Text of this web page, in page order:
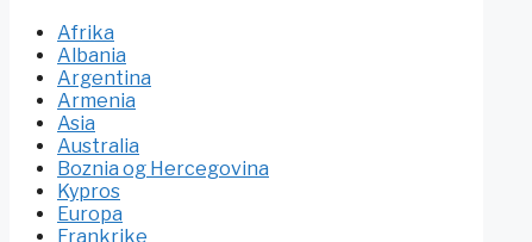
Afrika
Albania
Argentina
Armenia
Asia
Australia
Boznia og Hercegovina
Kypros
Europa
Frankrike